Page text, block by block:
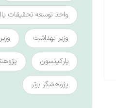
واحد توسعه تحقیقات
وزیر بهداشت
پارکینسون
پژوهشگر برتر